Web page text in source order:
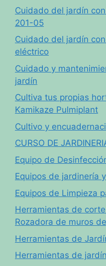
Cuidado del jardín
201-05
Cuidado del jardín
eléctrico
Cuidado y
jardín
Cultiva tus propias
Kamikaze Pulmiplant
Cultivo y
CURSO DE
Equipo de
Equipos de jardinería
Equipos de Limpieza
Herramientas de
Rozadora de muros
Herramientas de
Herramientas de